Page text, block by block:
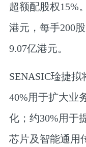
超额配股权15%
港元，每手200股
9.07亿港元。
SENASIC琻捷
40%用于扩大业
化； 约30%用于
芯片及智能通用